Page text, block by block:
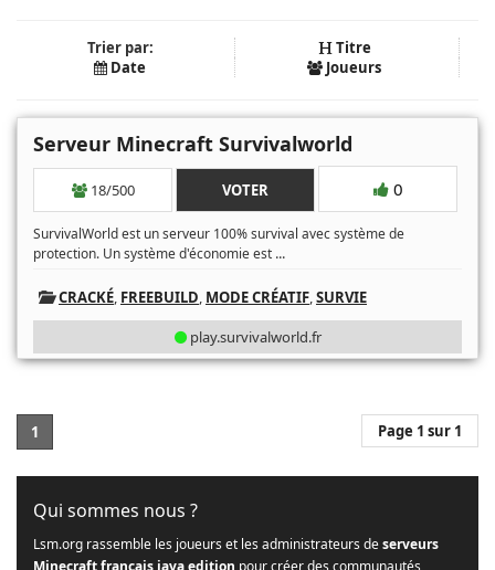
Trier par:
Titre
Date
Joueurs
Serveur Minecraft Survivalworld
18/500 VOTER 0
SurvivalWorld est un serveur 100% survival avec système de
protection. Un système d'économie est ...
CRACKÉ, FREEBUILD, MODE CRÉATIF,SURVIE
play.survivalworld.fr
1 Page 1 sur 1
Qui sommes nous ?
Lsm.org rassemble les joueurs et les administrateurs deserveurs
Minecraft français java edition pour créer des communautés